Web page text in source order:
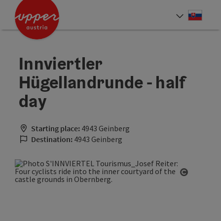
Accesskey
Accesskey
Innviertler
Hügellandrunde - half
day
Starting place: 4943 Geinberg
Destination: 4943 Geinberg